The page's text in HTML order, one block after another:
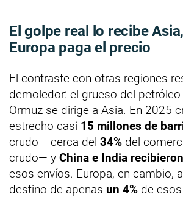
El golpe real lo recibe
Europa paga el precio
El contraste con otras regiones
demoledor: el grueso del
Ormuz se dirige a Asia. En 2025
estrecho casi 15 millones de
crudo —cerca del 34% del
crudo— y China e India
esos envíos. Europa, en cambio,
destino de apenas un 4% de